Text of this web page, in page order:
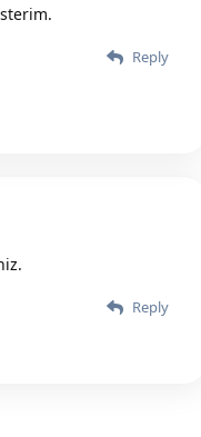
Reply
Reply